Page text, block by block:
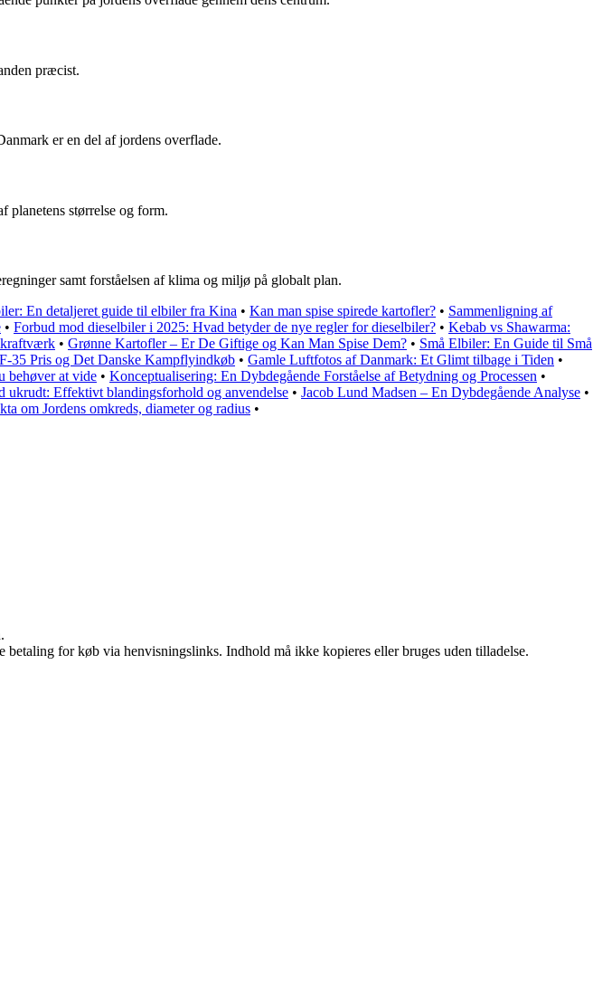
præcist.
er en del af jordens overflade.
planetens størrelse og form.
samt forståelsen af klima og miljø på globalt plan.
En detaljeret guide til elbiler fra Kina • Kan man spise spirede kartofler? • Sammenligning af
• Forbud mod dieselbiler i 2025: Hvad betyder de nye regler for dieselbiler? • Kebab vs Shawarma:
• Grønne Kartofler – Er De Giftige og Kan Man Spise Dem? • Små Elbiler: En Guide til Små
F-35 Pris og Det Danske Kampflyindkøb • Gamle Luftfotos af Danmark: Et Glimt tilbage i Tiden •
behøver at vide • Konceptualisering: En Dybdegående Forståelse af Betydning og Processen •
ukrudt: Effektivt blandingsforhold og anvendelse • Jacob Lund Madsen – En Dybdegående Analyse •
om Jordens omkreds, diameter og radius •
for køb via henvisningslinks. Indhold må ikke kopieres eller bruges uden tilladelse.